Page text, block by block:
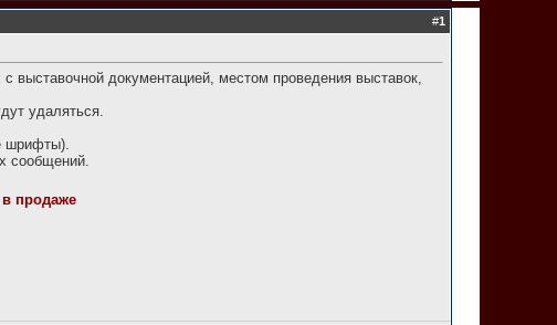
#1
выставочной документацией, местом проведения выставок,
удаляться.
шрифты).
сообщений.
продаже